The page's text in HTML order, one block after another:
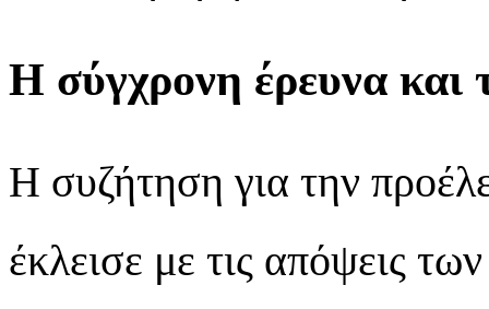
Η σύγχρονη έρευνα και
Η συζήτηση για την
έκλεισε με τις απόψεις